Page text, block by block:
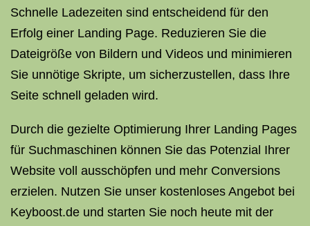
Schnelle Ladezeiten sind entscheidend für den
Erfolg einer Landing Page. Reduzieren Sie die
Dateigröße von Bildern und Videos und minimieren
Sie unnötige Skripte, um sicherzustellen, dass Ihre
Seite schnell geladen wird.
Durch die gezielte Optimierung Ihrer Landing Pages
für Suchmaschinen können Sie das Potenzial Ihrer
Website voll ausschöpfen und mehr Conversions
erzielen. Nutzen Sie unser kostenloses Angebot bei
Keyboost.de und starten Sie noch heute mit der